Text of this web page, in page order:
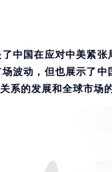
中国在应对中美紧
波动，但也展示了
系的发展和全球市场